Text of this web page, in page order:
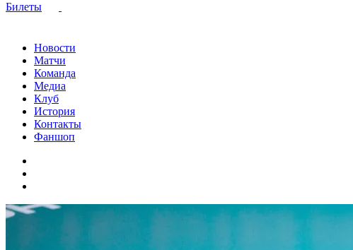
Билеты
Новости
Матчи
Команда
Медиа
Клуб
История
Контакты
Фаншоп